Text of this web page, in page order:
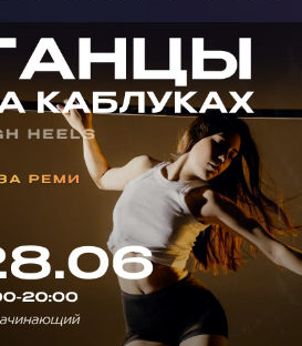
КЛАСС ТАНЦЫ НА
С ЛИЗОЙ РЕМИ
В КРЫЛАТСКОМ 🩵